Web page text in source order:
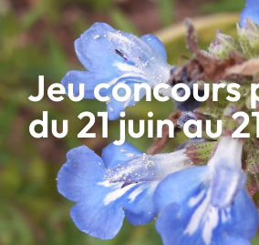
Jeu concours
du 21 juin au